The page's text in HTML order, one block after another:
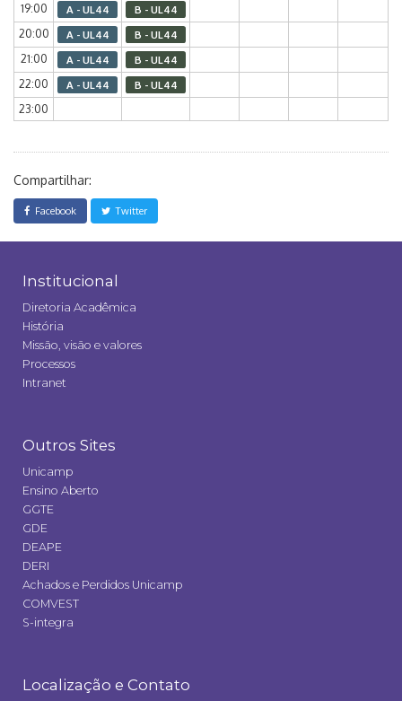
19:00
A - UL44 B - UL44
20:00 A - UL44 B - UL44
21:00 A - UL44 B - UL44
22:00 A - UL44 B - UL44
23:00
Compartilhar:
Facebook Twitter
Institucional
Diretoria Acadêmica
História
Missão, visão e valores
Processos
Intranet
Outros Sites
Unicamp
Ensino Aberto
GGTE
GDE
DEAPE
DERI
Achados e Perdidos Unicamp
COMVEST
S-integra
Localização e Contato